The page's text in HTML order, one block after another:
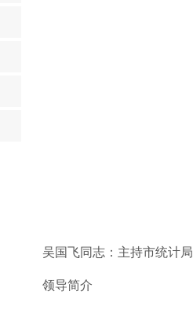
吴国飞同志：主持市统计
领导简介